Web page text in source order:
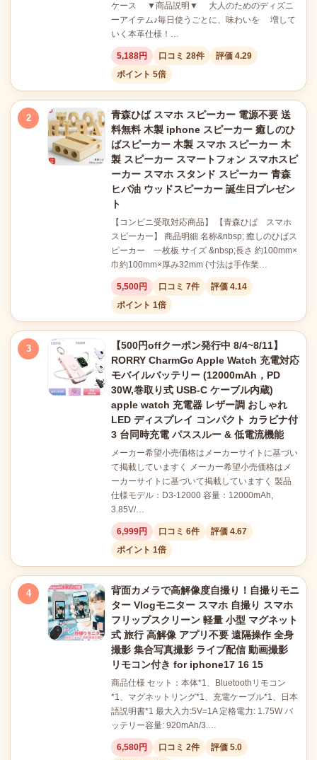
ケース ▼商品説明▼ 大人のためのディズニ
ーアイテム♪毎日使うごとに、味わいを 増して
いく本革仕様！…
5,188円 口コミ 28件
評価 4.29
ポイント 5倍
2
青森ひば スマホ スピーカー 電源不要 送
料無料 木製 iphone スピーカー 癒しのひ
ばスピーカー 木製 スマホ スピーカー 木
製 スピーカー スマートフォン スマホスピ
ーカー スマホ スタンド スピーカー 青森
ヒバ油 ウッドスピーカー 誕生日プレゼン
ト
【コンビニ受取対応商品】 【青森ひば スマホ
スピーカー】 商品明細 名称&nbsp; 癒しのひばス
ピーカー 一枚板 サイズ &nbsp;長さ 約100mm×
巾約100mm×厚み32mm (寸法は手作業…
5,500円 口コミ 7件
評価 4.14
ポイント 1倍
3
【500円offクーポン発行中 8/4~8/11】
RORRY CharmGo Apple Watch 充電対応
モバイルバッテリー (12000mAh，PD
30W,巻取り式 USB-C ケーブル内蔵)
apple watch 充電器 レザー調 おしゃれ
LED ディスプレイ コンパクト カラビナ付
3 台同時充電 パススルー & 低電流機能
メーカー希望小売価格はメーカーサイトに基づい
て掲載していますく メーカー希望小売価格はメ
ーカーサイトに基づいて掲載していますく 製品
仕様モデル：D3-12000 容量：12000mAh,
3.85V/…
6,999円 口コミ 6件
評価 4.67
ポイント 1倍
4
背面カメラで高解像度自撮り！自撮りモニ
ター Vlogモニター スマホ 自撮り スマホ
フリップスクリーン 軽量 小型 マグネット
式 旅行 高解像 アプリ不要 遠隔操作 全身
撮影 集合写真撮影 ライブ配信 動画撮影
リモコン付き for iphone17 16 15
商品仕様 セット：本体*1、Bluetoothリモコン
*1、マグネットリング*1、充電ケーブル*1、日本
語説明書*1 最大入力:5V=1A 定格電力: 1.75W バ
ッテリー容量: 920mAh/3.…
6,580円 口コミ 2件
評価 5.0